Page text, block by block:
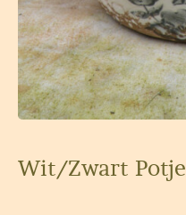
Wit/Zwart Potje